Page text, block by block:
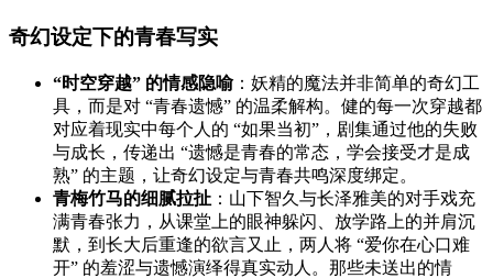
奇幻设定下的青春写实
“时空穿越” 的情感隐喻：妖精的魔法并非简单的奇幻工
具，而是对 “青春遗憾” 的温柔解构。健的每一次穿越都
对应着现实中每个人的 “如果当初”，剧集通过他的失败
与成长，传递出 “遗憾是青春的常态，学会接受才是成
熟” 的主题，让奇幻设定与青春共鸣深度绑定。
青梅竹马的细腻拉扯 ：山下智久与长泽雅美的对手戏充
满青春张力，从课堂上的眼神躲闪、放学路上的并肩沉
默，到长大后重逢的欲言又止，两人将 “爱你在心口难
开” 的羞涩与遗憾演绎得真实动人。那些未送出的情